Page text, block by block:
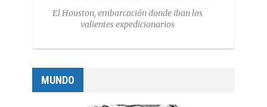
El Houston, embarcación donde iban los
valientes expedicionarios
MUNDO